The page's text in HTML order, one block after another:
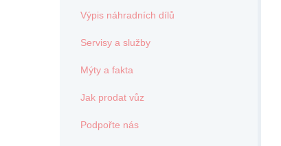
Výpis náhradních dílů
Servisy a služby
Mýty a fakta
Jak prodat vůz
Podpořte nás